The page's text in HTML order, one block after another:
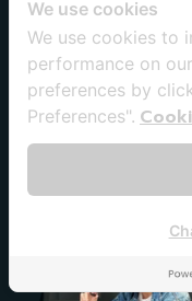
Chocolate Lava
แน่นอน"
We use cookies
We use cookies to
performance on
preferences by
Preferences".